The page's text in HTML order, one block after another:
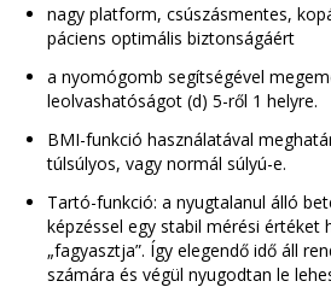
nagy platform, csúszásmentes,
páciens optimális biztonságáért
a nyomógomb segítségével
leolvashatóságot (d) 5-ről 1 helyre.
BMI-funkció használatával
túlsúlyos, vagy normál súlyú-e.
Tartó-funkció: a nyugtalanul álló
képzéssel egy stabil mérési értéket
„fagyasztja”. Így elegendő idő áll
számára és végül nyugodtan le